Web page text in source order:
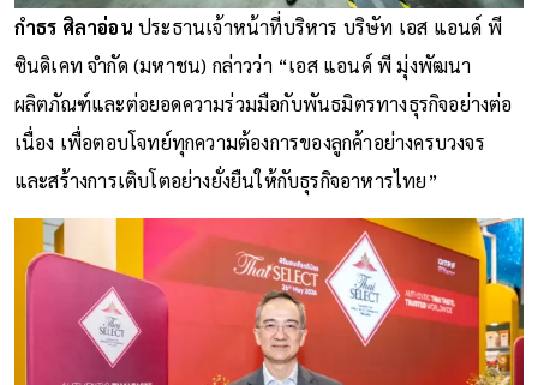
กำธร ศิลาอ่อน ประธานเจ้าหน้าที่บริหาร บริษัท เอส แอนด์ พี
ซินดิเคท จำกัด (มหาชน) กล่าวว่า “เอส แอนด์ พี มุ่งพัฒนา
ผลิตภัณฑ์และต่อยอดความร่วมมือกับพันธมิตรทางธุรกิจอย่างต่อ
เนื่อง เพื่อตอบโจทย์ทุกความต้องการของลูกค้าอย่างครบวงจร
และสร้างการเติบโตอย่างยั่งยืนให้กับธุรกิจอาหารไทย”